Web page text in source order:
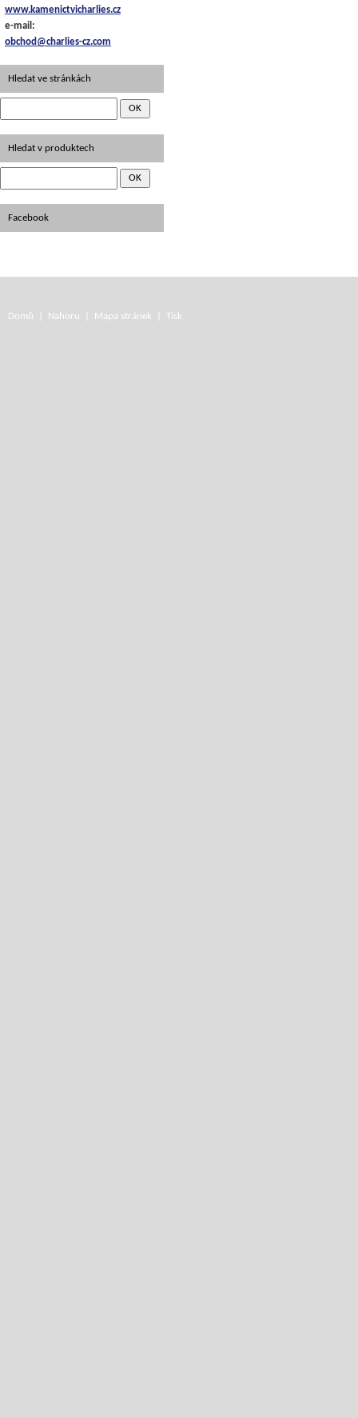
www.kamenictvicharlies.cz
e-mail:
obchod@charlies-cz.com
Hledat ve stránkách
Hledat v produktech
Facebook
Domů Nahoru Mapa stránek Tisk